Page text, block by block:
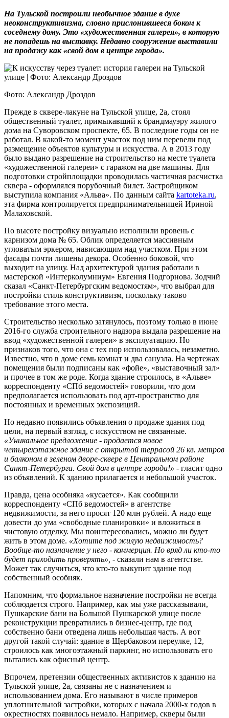
На Тульской построили необычное здание в духе
неоконструктивизма, словно прислонившееся боком к
соседнему дому. Это «художественная галерея», в которую
не попадешь на выставку. Недавно сооружение выставили
на продажу как «свой дом в центре города».
Фото: Александр Дроздов
Прежде в сквере-лакуне на Тульской улице, 2а, стоял
общественный туалет, примыкавший к брандмауэру жилого
дома на Суворовском проспекте, 65. В последние годы он не
работал. В какой-то момент участок под ним перевели под
размещение объектов культуры и искусства. А в 2013 году
было выдано разрешение на строительство на месте туалета
«художественной галереи» с гаражом на две машины. Для
подготовки стройплощадки проводилась частичная расчистка
сквера - оформлялся порубочный билет. Застройщиком
выступила компания «Альва». По данным сайта kartoteka.ru,
эта фирма контролируется предпринимательницей Ириной
Малаховской.
По высоте постройку визуально исполнили вровень с
карнизом дома № 65. Облик определяется массивным
угловатым эркером, нависающим над участком. При этом
фасады почти лишены декора. Особенно боковой, что
выходит на улицу. Над архитектурой здания работали в
мастерской «Интерколумниум» Евгения Подгорнова. Зодчий
сказал «Санкт-Петербургским ведомостям», что выбрал для
постройки стиль конструктивизм, поскольку таково
требование этого места.
Строительство несколько затянулось, поэтому только в июне
2016-го служба строительного надзора выдала разрешение на
ввод «художественной галереи» в эксплуатацию. Но
признаков того, что она с тех пор использовалась, незаметно.
Известно, что в доме семь комнат и два санузла. На чертежах
помещения были подписаны как «фойе», «выставочный зал»
и прочее в том же роде. Когда здание строилось, в «Альве»
корреспонденту «СПб ведомостей» говорили, что дом
предполагается использовать под арт-пространство для
постоянных и временных экспозиций.
Но недавно появились объявления о продаже здания под
цели, на первый взгляд, с искусством не связанные.
«Уникальное предложение - продается новое
четырехэтажное здание с открытой террасой 26 кв. метров
и балконом в зеленом дворе-сквере в Центральном районе
Санкт-Петербурга. Свой дом в центре города!» - гласит одно
из объявлений. К зданию прилагается и небольшой участок.
Правда, цена особняка «кусается». Как сообщили
корреспонденту «СПб ведомостей» в агентстве
недвижимости, за него просят 120 млн рублей. А надо еще
довести до ума «свободные планировки» и вложиться в
чистовую отделку. Мы поинтересовались, можно ли будет
жить в этом доме. «Хотите под жилую недвижимость?
Вообще-то назначение у него - коммерция. Но вряд ли кто-то
будет приходить проверять», - сказали нам в агентстве.
Может так случиться, что кто-то выкупит здание под
собственный особняк.
Напомним, что формальное назначение постройки не всегда
соблюдается строго. Например, как мы уже рассказывали,
Пушкарские бани на Большой Пушкарской улице после
реконструкции превратились в бизнес-центр, где под
собственно бани отведена лишь небольшая часть. А вот
другой такой случай: здание в Щербаковом переулке, 12,
строилось как многоэтажный паркинг, но использовать его
пытались как офисный центр.
Впрочем, претензии общественных активистов к зданию на
Тульской улице, 2а, связаны не с назначением и
использованием дома. Его называют в числе примеров
уплотнительной застройки, которых с начала 2000-х годов в
окрестностях появилось немало. Например, скверы были